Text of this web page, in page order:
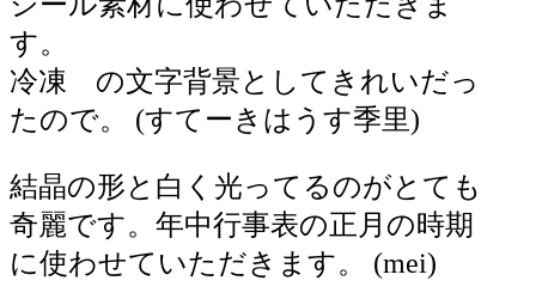
す。
冷凍 の文字背景としてきれいだっ
たので。 (すてーきはうす季里)
結晶の形と白く光ってるのがとても
奇麗です。年中行事表の正月の時期
に使わせていただきます。 (mei)